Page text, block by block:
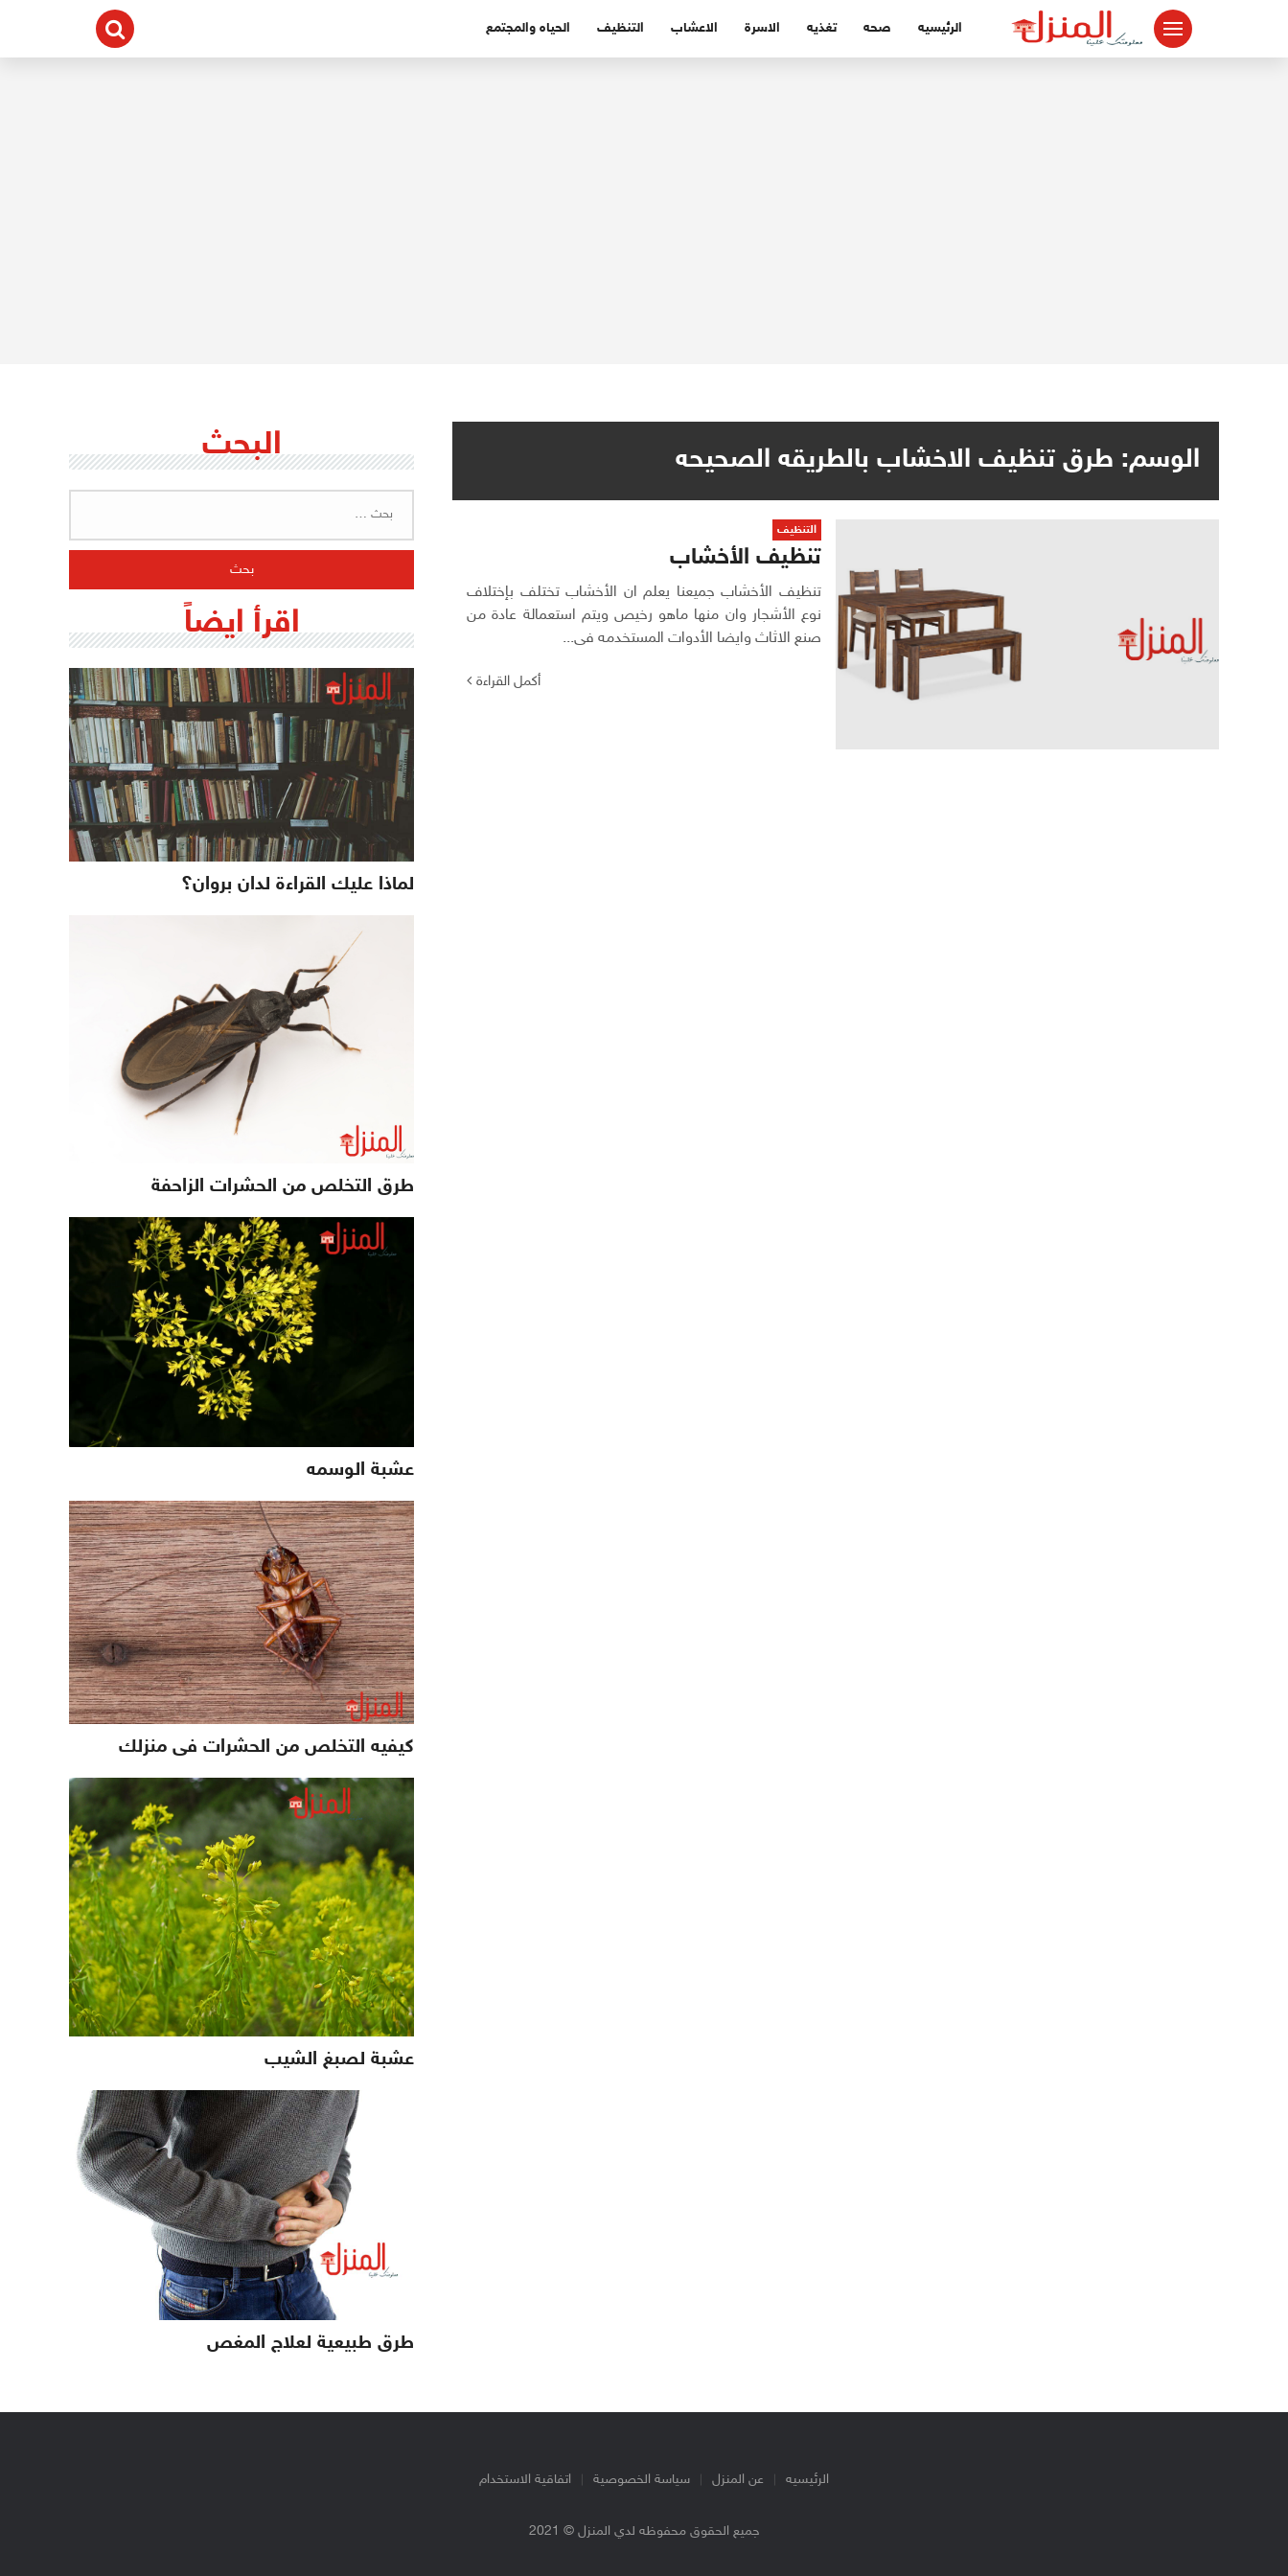
الرئيسيه صحه تغذيه الاسرة الاعشاب التنظيف الحياه والمجتمع
الوسم: طرق تنظيف الاخشاب بالطريقه الصحيحه
التنظيف
تنظيف الأخشاب
تنظيف الأخشاب جميعنا يعلم ان الأخشاب تختلف بإختلاف
نوع الأشجار وان منها ماهو رخيص ويتم استعمالة عادة من
صنع الاثاث وايضا الأدوات المستخدمه فى...
أكمل القراءة
البحث
اقرأ ايضاً
لماذا عليك القراءة لدان بروان؟
طرق التخلص من الحشرات الزاحفة
عشبة الوسمه
كيفيه التخلص من الحشرات فى منزلك
عشبة لصبغ الشيب
طرق طبيعية لعلاج المغص
الرئيسيه عن المنزل سياسة الخصوصية اتفاقية الاستخدام
جميع الحقوق محفوظه لدي المنزل © 2021